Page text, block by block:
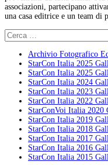
associazioni, partecipano
una casa editrice e un team di
Ricerca
per:
Archivio Fotografico
StarCon Italia 2025
StarCon Italia 2025
StarCon Italia 2024
StarCon Italia 2023
StarCon Italia 2022
StarConVoi Italia 2020
StarCon Italia 2019
StarCon Italia 2018
StarCon Italia 2017
StarCon Italia 2016
StarCon Italia 2015